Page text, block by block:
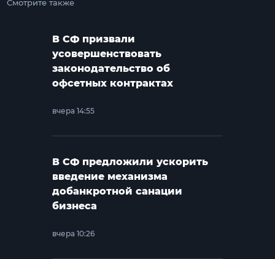
Смотрите также
В СФ призвали
усовершенствовать
законодательство об
офсетных контрактах
вчера 14:55
В СФ предложили ускорить
введение механизма
добанкротной санации
бизнеса
вчера 10:26